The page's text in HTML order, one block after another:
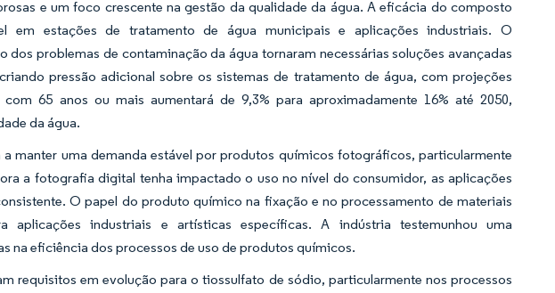
e um foco crescente na gestão da qualidade da água. A eficácia do composto
em estações de tratamento de água municipais e aplicações industriais. O
problemas de contaminação da água tornaram necessárias soluções avançadas
pressão adicional sobre os sistemas de tratamento de água, com projeções
65 anos ou mais aumentará de 9,3% para aproximadamente 16% até 2050,
da água.
manter uma demanda estável por produtos químicos fotográficos, particularmente
a fotografia digital tenha impactado o uso no nível do consumidor, as aplicações
O papel do produto químico na fixação e no processamento de materiais
aplicações industriais e artísticas específicas. A indústria testemunhou uma
na eficiência dos processos de uso de produtos químicos.
requisitos em evolução para o tiossulfato de sódio, particularmente nos processos